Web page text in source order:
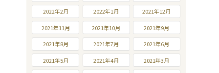
2022年2月 2022年1月 2021年12月
2021年11月 2021年10月 2021年9月
2021年8月 2021年7月 2021年6月
2021年5月 2021年4月 2021年3月